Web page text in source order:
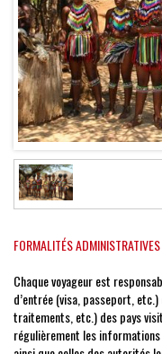
FORMALITÉS ADMINISTRATIVES
Chaque voyageur est
d’entrée (visa, passeport,
traitements, etc.) des pays
régulièrement les